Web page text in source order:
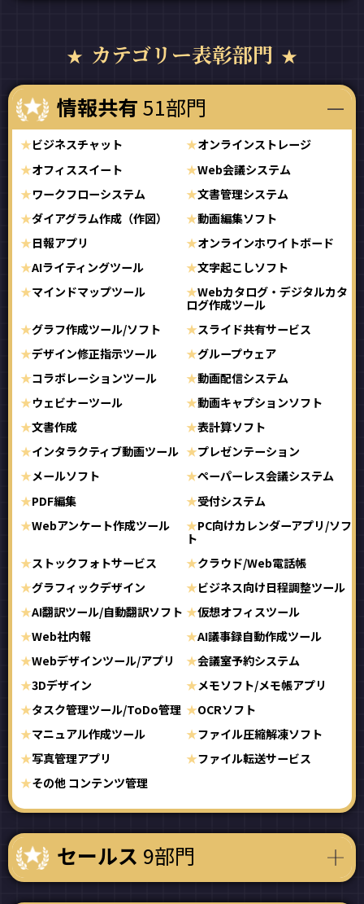
カテゴリー表彰部門
情報共有51部門
ビジネスチャット
オンラインストレージ
オフィススイート
Web会議システム
ワークフローシステム
文書管理システム
ダイアグラム作成（作図）
動画編集ソフト
日報アプリ
オンラインホワイトボード
AIライティングツール
文字起こしソフト
マインドマップツール
Webカタログ・デジタルカタ
ログ作成ツール
グラフ作成ツール/ソフト
スライド共有サービス
デザイン修正指示ツール
グループウェア
コラボレーションツール
動画配信システム
ウェビナーツール
動画キャプションソフト
文書作成
表計算ソフト
インタラクティブ動画ツール
プレゼンテーション
メールソフト
ペーパーレス会議システム
PDF編集
受付システム
Webアンケート作成ツール
PC向けカレンダーアプリ/ソフ
ト
ストックフォトサービス
クラウド/Web電話帳
グラフィックデザイン
ビジネス向け日程調整ツール
AI翻訳ツール/自動翻訳ソフト
仮想オフィスツール
Web社内報
AI議事録自動作成ツール
Webデザインツール/アプリ
会議室予約システム
3Dデザイン
メモソフト/メモ帳アプリ
タスク管理ツール/ToDo管理
OCRソフト
マニュアル作成ツール
ファイル圧縮解凍ソフト
写真管理アプリ
ファイル転送サービス
その他 コンテンツ管理
セールス 9部門